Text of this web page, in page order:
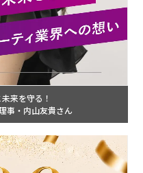
来を守る！
事・内山友貴さん